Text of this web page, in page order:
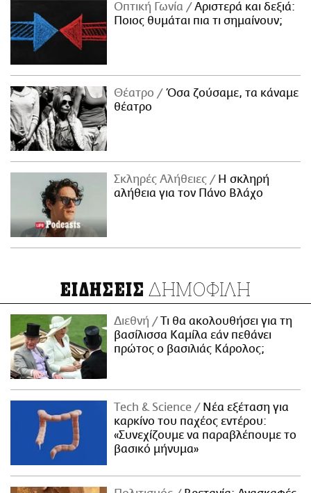
Οπτική Γωνία
Αριστερά και δεξιά:
Ποιος θυμάται πια τι σημαίνουν;
Θέατρο
Όσα ζούσαμε, τα κάναμε
θέατρο
Σκληρές Αλήθειες
H σκληρή
αλήθεια για τον Πάνο Βλάχο
ΕΙΔΗΣΕΙΣ ΔΗΜΟΦΙΛΗ
Διεθνή
Τι θα ακολουθήσει για τη
βασίλισσα Καμίλα εάν πεθάνει
πρώτος ο βασιλιάς Κάρολος;
Τech & Science
Νέα εξέταση για
καρκίνο του παχέος εντέρου:
«Συνεχίζουμε να παραβλέπουμε το
βασικό μήνυμα»